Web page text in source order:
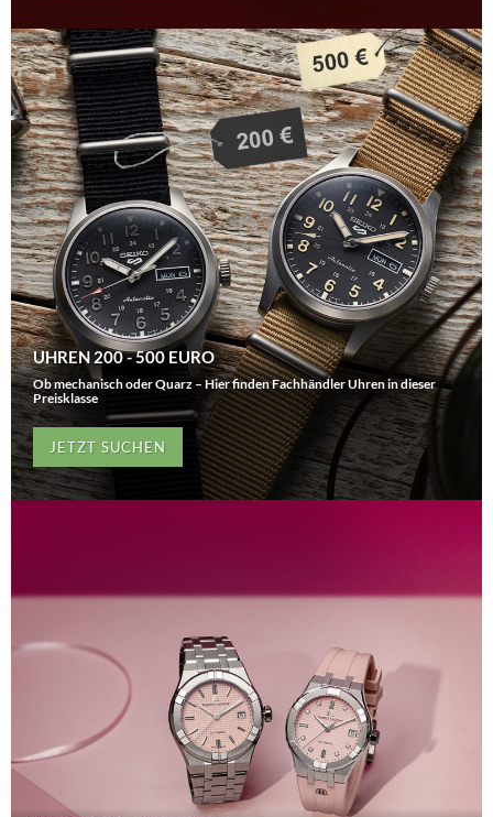
UHREN 200 - 500 EURO
Ob mechanisch oder Quarz – Hier finden Fachhändler Uhren in dieser
Preisklasse
JETZT SUCHEN